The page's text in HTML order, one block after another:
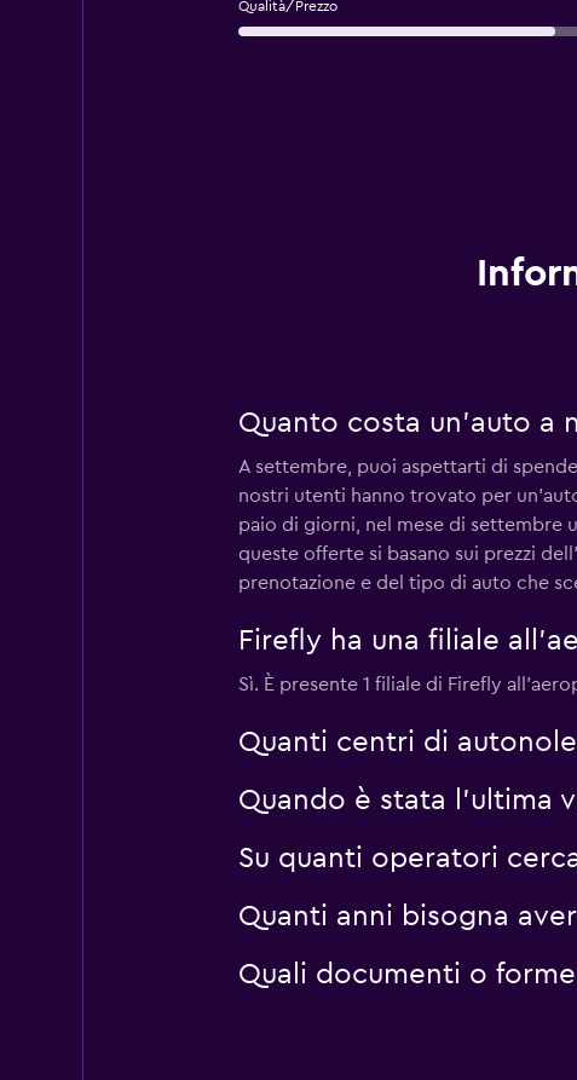
Qualità/Prezzo
Quanto costa un'auto a
A settembre, puoi aspettarti di
nostri utenti hanno trovato per
paio di giorni, nel mese di settembre
queste offerte si basano sui prezzi
prenotazione e del tipo di auto che
Firefly ha una filiale
Sì. È presente 1 filiale di Firefly
Quanti centri di
Quando è stata l'ultima
Su quanti operatori
Quanti anni bisogna
Quali documenti o